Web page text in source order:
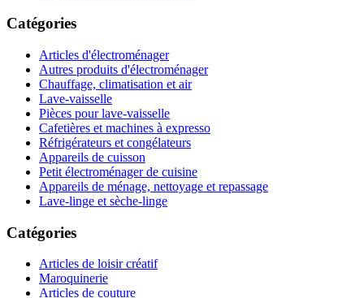
Catégories
Articles d'électroménager
Autres produits d'électroménager
Chauffage, climatisation et air
Lave-vaisselle
Pièces pour lave-vaisselle
Cafetières et machines à expresso
Réfrigérateurs et congélateurs
Appareils de cuisson
Petit électroménager de cuisine
Appareils de ménage, nettoyage et repassage
Lave-linge et sèche-linge
Catégories
Articles de loisir créatif
Maroquinerie
Articles de couture